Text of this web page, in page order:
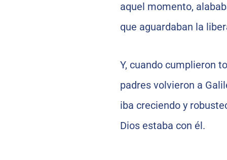
aquel momento,
que aguardaban la
Y, cuando cumplieron
padres volvieron a
iba creciendo y
Dios estaba con él.